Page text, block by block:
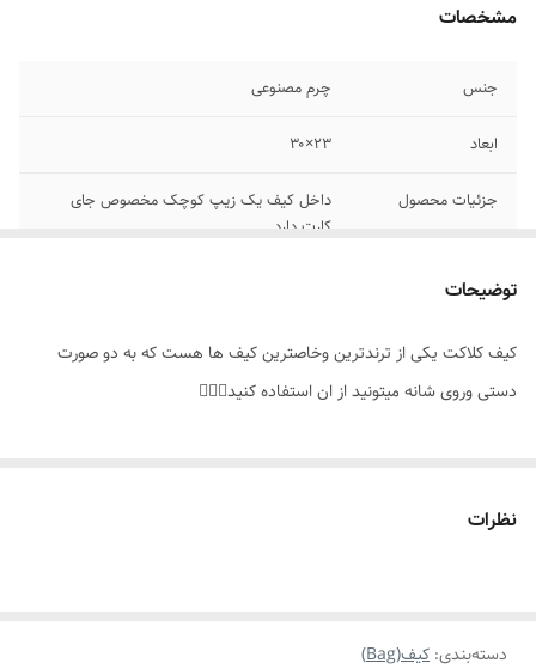
مشخصات
جنس چرم مصنوعی
ابعاد ۲۳×۳۰
جزئیات محصول
داخل کیف یک زیپ کوچک مخصوص جای
کارت دارد
بند محصول
توضیحات
کیف کلاکت یکی از ترندترین وخاصترین کیف ها هست که به دو صورت
دستی وروی شانه میتونید از ان استفاده کنید👌🏻✨️
نظرات
دسته‌بندی: کیف(Bag)